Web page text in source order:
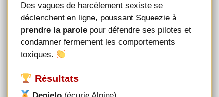
Des vagues de harcèlement sexiste se
déclenchent en ligne, poussant Squeezie à
prendre la parole pour défendre ses pilotes et
condamner fermement les comportements
toxiques.
Résultats
Depielo (écurie Alpine)